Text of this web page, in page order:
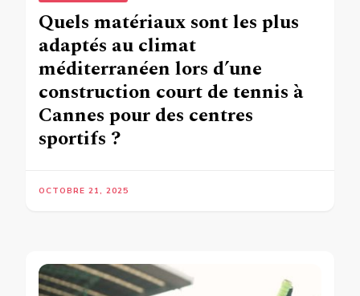
Quels matériaux sont les plus
adaptés au climat
méditerranéen lors d’une
construction court de tennis à
Cannes pour des centres
sportifs ?
OCTOBRE 21, 2025